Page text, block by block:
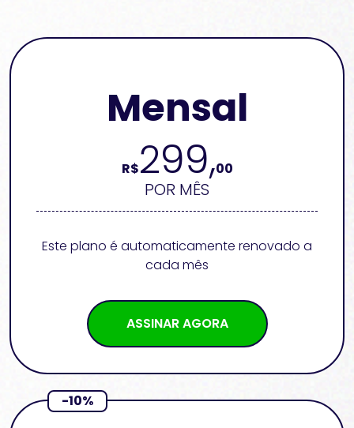
Mensal
R$299,00
POR MÊS
Este plano é automaticamente renovado a
cada mês
ASSINAR AGORA
-10%